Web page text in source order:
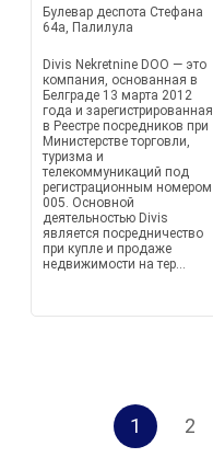
Булевар деспота Стефана
64а, Палилула
Divis Nekretnine DOO — это
компания, основанная в
Белграде 13 марта 2012
года и зарегистрированная
в Реестре посредников при
Министерстве торговли,
туризма и
телекоммуникаций под
регистрационным номером
005. Основной
деятельностью Divis
является посредничество
при купле и продаже
недвижимости на тер...
1 2